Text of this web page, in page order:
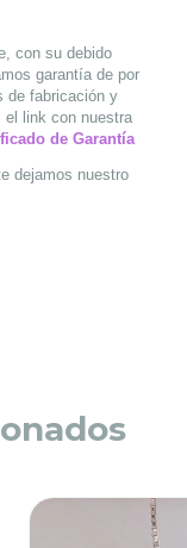
con su debido
garantía de por
de fabricación y
el link con nuestra
de Garantía
dejamos nuestro